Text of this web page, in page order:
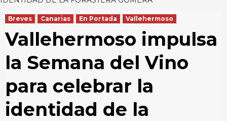
Breves Canarias En Portada Vallehermoso
Vallehermoso impulsa
la Semana del Vino
para celebrar la
identidad de la